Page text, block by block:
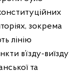
зокрема
лінію
в’їзду-виїзду
та